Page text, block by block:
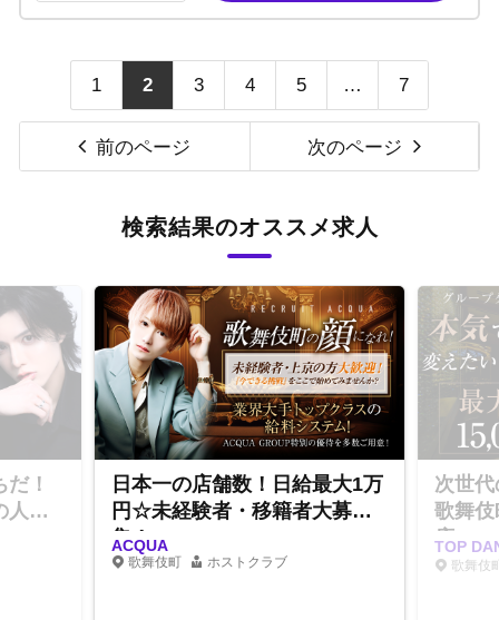
1 2 3 4 5 … 7
前のページ 次のページ
検索結果のオススメ求人
！
人気
日本一の店舗数！日給最大1万
円☆未経験者・移籍者大募
集！
ACQUA
歌舞伎町 ホストクラブ
次世
歌舞
店
TOP
歌舞伎